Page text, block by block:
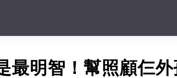
最明智！幫照顧仨外